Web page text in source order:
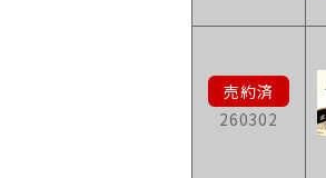
260302